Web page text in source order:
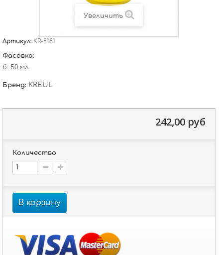
Увеличить
Артикул: KR-8181
Фасовка:
б. 50 мл
Бренд: KREUL
242,00 руб
Количество
В корзину